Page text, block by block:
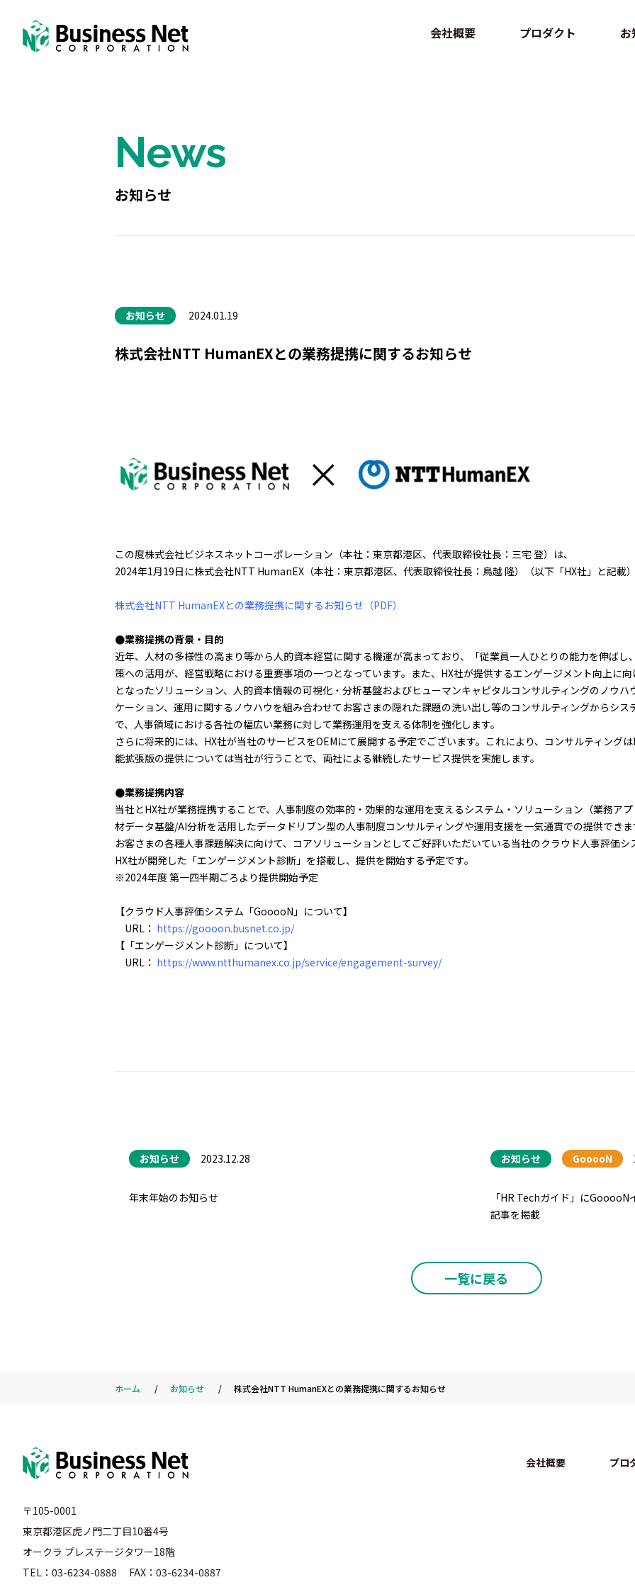
会社概要 プロダクト お
News
お知らせ
お知らせ 2024.01.19
株式会社NTT HumanEXとの業務提携に関するお知らせ
この度株式会社ビジネスネットコーポレーション（本社：東京都港区、代表取締役社長：三宅 登）は、
2024年1月19日に株式会社NTT HumanEX（本社：東京都港区、代表取締役社長：鳥越 隆）（以下「HX社」と記載
株式会社NTT HumanEXとの業務提携に関するお知らせ（PDF）
●業務提携の背景・目的
近年、人材の多様性の高まり等から人的資本経営に関する機運が高まっており、「従業員一人ひとりの能力を伸ば
策への活用が、経営戦略における重要事項の一つとなっています。また、HX社が提供するエンゲージメント向上に
となったソリューション、人的資本情報の可視化・分析基盤およびヒューマンキャピタルコンサルティングのノウ
ケーション、運用に関するノウハウを組み合わせてお客さまの隠れた課題の洗い出し等のコンサルティングからシ
で、人事領域における各社の幅広い業務に対して業務運用を支える体制を強化します。
さらに将来的には、HX社が当社のサービスをOEMにて展開する予定でございます。これにより、コンサルティング
能拡張版の提供については当社が行うことで、両社による継続したサービス提供を実施します。
●業務提携内容
当社とHX社が業務提携することで、人事制度の効率的・効果的な運用を支えるシステム・ソリューション（業務ア
材データ基盤/AI分析を活用したデータドリブン型の人事制度コンサルティングや運用支援を一気通貫での提供できま
お客さまの各種人事課題解決に向けて、コアソリューションとしてご好評いただいている当社のクラウド人事評価シ
HX社が開発した「エンゲージメント診断」を搭載し、提供を開始する予定です。
※2024年度 第一四半期ごろより提供開始予定
【クラウド人事評価システム「GooooN」について】
URL： https://goooon.busnet.co.jp/
【「エンゲージメント診断」について】
URL： https://www.ntthumanex.co.jp/service/engagement-survey/
お知らせ 2023.12.28
年末年始のお知らせ
お知らせ GooooN
「HR Techガイド」にGooooN
記事を掲載
一覧に戻る
ホーム お知らせ 株式会社NTT HumanEXとの業務提携に関するお知らせ
〒105-0001
東京都港区虎ノ門二丁目10番4号
オークラ プレステージタワー18階
TEL：03-6234-0888 FAX：03-6234-0887
会社概要 プロ